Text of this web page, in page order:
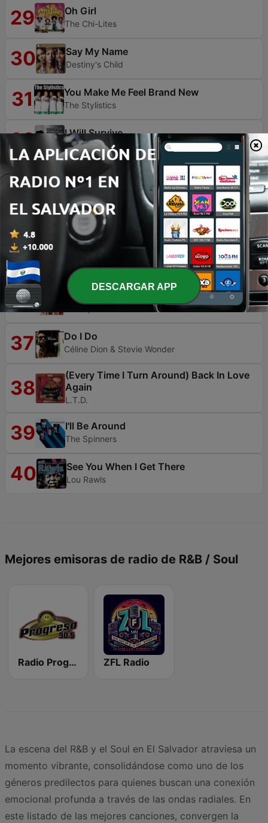
29 Oh Girl
The Chi-Lites
30 Say My Name
Destiny's Child
31 You Make Me Feel Brand New
The Stylistics
32 I Will Survive
Gloria Gaynor
33 You'll Never Know
Hi-Gloss
34 Never Can Say Goodbye
Gloria Gaynor
35 Love Light In Flight
Céline Dion & Stevie Wonder
36 It's a Shame
37 Do I Do
Céline Dion & Stevie Wonder
38
(Every Time I Turn Around) Back In Love
Again
L.T.D.
39 I'll Be Around
The Spinners
40 See You When I Get There
Lou Rawls
Mejores emisoras de radio de R&B / Soul
Radio Progreso ZFL Radio
La escena del R&B y el Soul en El Salvador atraviesa un
momento vibrante, consolidándose como uno de los
géneros predilectos para quienes buscan una conexión
emocional profunda a través de las ondas radiales. En
este listado de las mejores canciones, convergen la
DESCARGAR APP